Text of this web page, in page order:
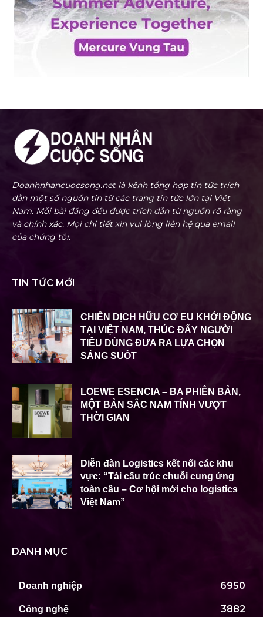
Doanhnhancuocsong.net là kênh tổng hợp tin tức trích
dẫn một số nguồn tin từ các trang tin tức lớn tại Việt
Nam. Mỗi bài đăng đều được trích dẫn từ nguồn rõ ràng
và chính xác. Mọi chi tiết xin vui lòng liên hệ qua email
của chúng tôi.
TIN TỨC MỚI
CHIẾN DỊCH HỮU CƠ EU KHỞI ĐỘNG
TẠI VIỆT NAM, THÚC ĐẨY NGƯỜI
TIÊU DÙNG ĐƯA RA LỰA CHỌN
SÁNG SUỐT
LOEWE ESENCIA – BA PHIÊN BẢN,
MỘT BẢN SẮC NAM TÍNH VƯỢT
THỜI GIAN
Diễn đàn Logistics kết nối các khu
vực: “Tái cấu trúc chuỗi cung ứng
toàn cầu – Cơ hội mới cho logistics
Việt Nam”
DANH MỤC
Doanh nghiệp 6950
Công nghệ 3882